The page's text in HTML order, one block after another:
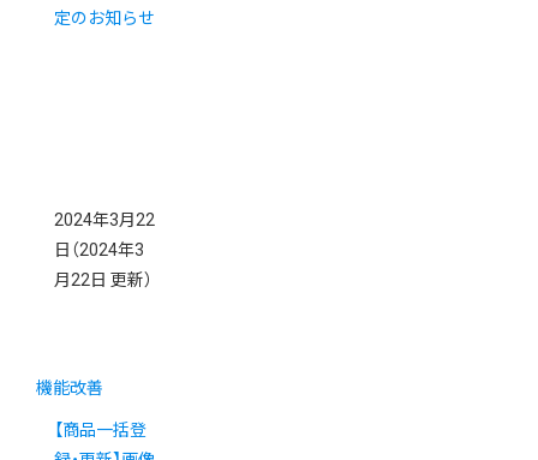
定のお知らせ
2024年3月22
日 （2024年3
月22日 更新）
機能改善
【商品一括登